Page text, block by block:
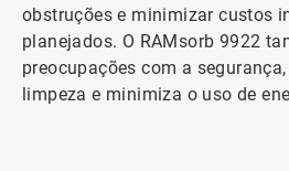
obstruções e minimizar custos
planejados. O RAMsorb 9922
preocupações com a
limpeza e minimiza o uso de